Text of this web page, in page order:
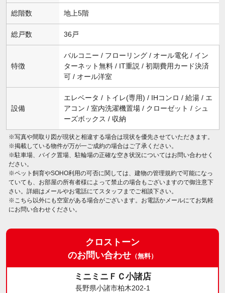
総階数 地上5階
総戸数 36戸
特徴
バルコニー / フローリング / オール電化 / イン
ターネット無料 / IT重説 / 初期費用カード決済
可 / オール洋室
設備
エレベータ / トイレ(専用) / IHコンロ / 給湯 / エ
アコン / 室内洗濯機置場 / クローゼット / シュ
ーズボックス / 収納
※写真や間取り図が現状と相違する場合は現状を優先させていただきます。
※掲載している物件が万が一ご成約の場合はご了承ください。
※駐車場、バイク置場、駐輪場の正確な空き状況についてはお問い合わせく
ださい。
※ペット飼育やSOHO利用の可否に関しては、建物の管理規約で可能になっ
ていても、お部屋の所有者様によって禁止の場合もございますので御注意下
さい。詳細はメールやお電話にてスタッフまでご相談下さい。
※こちら以外にも空室がある場合がございます。お電話かメールにてお気軽
にお問い合わせください。
クロストーン
のお問い合わせ （無料）
ミニミニＦＣ小諸店
長野県小諸市柏木202-1